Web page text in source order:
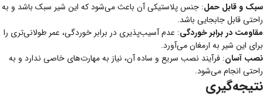
سبک و قابل حمل: جنس پلاستیکی آن باعث می‌شود که این شیر سبک باشد و به
راحتی قابل جابجایی باشد.
مقاومت در برابر خوردگی: عدم آسیب‌پذیری در برابر خوردگی، عمر طولانی‌تری را
برای این شیر به ارمغان می‌آورد.
نصب آسان: فرآیند نصب سریع و ساده آن، نیاز به مهارت‌های خاصی ندارد و به
راحتی انجام می‌شود.
نتیجه‌گیری